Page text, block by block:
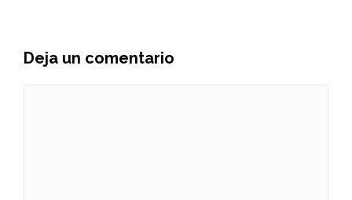
Deja un comentario